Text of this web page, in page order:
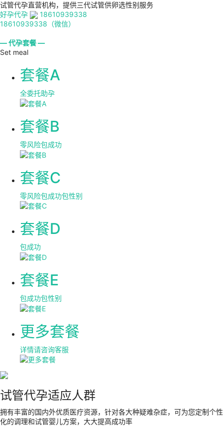
试管代孕直营机构，提供三代试管供卵选性别服务
好孕代孕
18610939338
18610939338（微信）
— 代孕套餐 —
Set meal
套餐A
全委托助孕
套餐B
零风险包成功
套餐C
零风险包成功包性别
套餐D
包成功
套餐E
包成功包性别
更多套餐
详情请咨询客服
试管代孕适应人群
拥有丰富的国内外优质医疗资源，针对各大种疑难杂症，可为您定制个性
化的调理和试管婴儿方案，大大提高成功率